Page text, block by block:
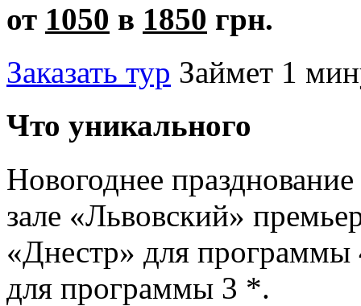
от 1050 в 1850 грн.
Заказать тур Займет 1
Что уникального
Новогоднее
зале «Львовский»
«Днестр» для программы
для программы 3 *.